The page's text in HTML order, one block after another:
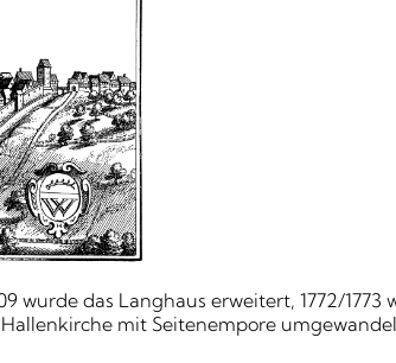
wurde das Langhaus erweitert, 1772/
mit Seitenempore